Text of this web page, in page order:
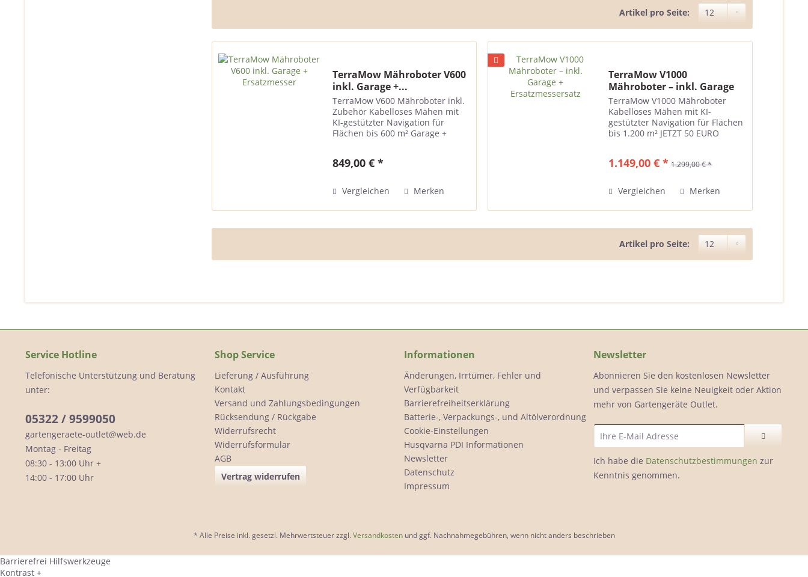
Artikel pro Seite:
TerraMow Mähroboter V600
inkl. Garage +...
TerraMow V600 Mähroboter inkl.
Zubehör Kabelloses Mähen mit
KI-gestützter Navigation für
Flächen bis 600 m² Garage +
GUTSCHEINCODE "terramow50"!
TerraMow...
849,00 € *
Vergleichen Merken
TerraMow V1000
Mähroboter – inkl. Garage
+...
TerraMow V1000 Mähroboter
Kabelloses Mähen mit KI-
gestützter Navigation für Flächen
bis 1.200 m² JETZT 50 EURO
Produktbeschreibung Der
die smarte Lösung für alle,...
1.149,00 € * 1.299,00 € *
Vergleichen Merken
Artikel pro Seite:
Service Hotline
Telefonische Unterstützung und Beratung
unter:
05322 / 9599050
gartengeraete-outlet@web.de
Montag - Freitag
08:30 - 13:00 Uhr +
14:00 - 17:00 Uhr
Shop Service
Lieferung / Ausführung
Kontakt
Versand und Zahlungsbedingungen
Rücksendung / Rückgabe
Widerrufsrecht
Widerrufsformular
AGB
Vertrag widerrufen
Informationen
Änderungen, Irrtümer, Fehler und
Verfügbarkeit
Barrierefreiheitserklärung
Batterie-, Verpackungs-, und Altölverordnung
Cookie-Einstellungen
Husqvarna PDI Informationen
Newsletter
Datenschutz
Impressum
Newsletter
Abonnieren Sie den kostenlosen Newsletter
und verpassen Sie keine Neuigkeit oder Aktion
mehr von Gartengeräte Outlet.
Ich habe die Datenschutzbestimmungen zur
Kenntnis genommen.
* Alle Preise inkl. gesetzl. Mehrwertsteuer zzgl.Versandkostenund ggf. Nachnahmegebühren, wenn nicht anders beschrieben
Barrierefrei Hilfswerkzeuge
Kontrast +